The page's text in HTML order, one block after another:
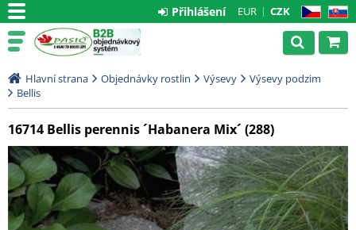
CZ SK
EUR CZK
Přihlášení
Hlavní strana Objednávky rostlin Výsevy
Výsevy podzim
Bellis
16714 Bellis perennis ´Habanera Mix´ (288)